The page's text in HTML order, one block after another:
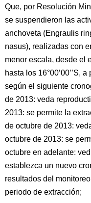
Que, por Resolución
se suspendieron las
anchoveta (Engraulis
nasus), realizadas con
menor escala, desde el
hasta los 16°00’00’’S,
según el siguiente
de 2013: veda
2013: se permite la
de octubre de 2013:
octubre de 2013: se
octubre en adelante:
establezca un nuevo
resultados del
periodo de extracción;